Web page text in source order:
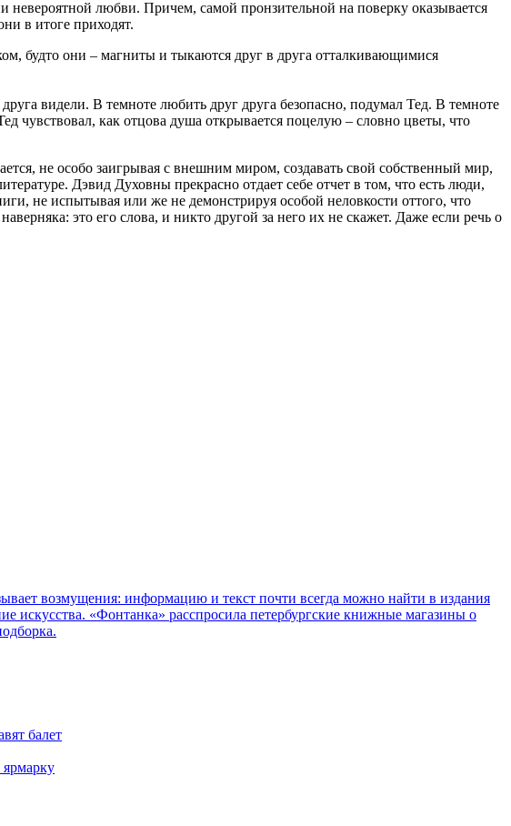
любви. Причем, самой пронзительной на поверку оказывается
в итоге приходят.
будто они – магниты и тыкаются друг в друга отталкивающимися
видели. В темноте любить друг друга безопасно, подумал Тед. В темноте
чувствовал, как отцова душа открывается поцелую – словно цветы, что
не особо заигрывая с внешним миром, создавать свой собственный мир,
Дэвид Духовны прекрасно отдает себе отчет в том, что есть люди,
не испытывая или же не демонстрируя особой неловкости оттого, что
это его слова, и никто другой за него их не скажет. Даже если речь о
возмущения: информацию и текст почти всегда можно найти в издания
искусства. «Фонтанка» расспросила петербургские книжные магазины о
балет